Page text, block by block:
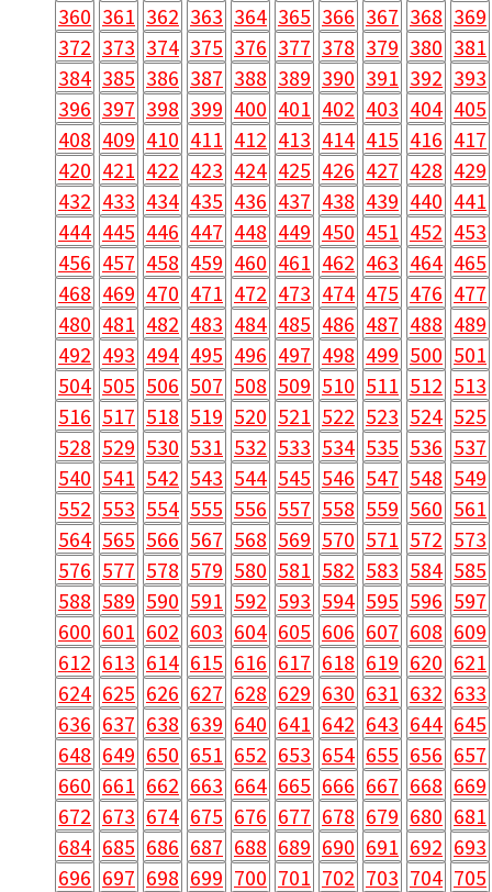
360 361 362 363 364 365 366 367 368 369
372 373 374 375 376 377 378 379 380 381
384 385 386 387 388 389 390 391 392 393
396 397 398 399 400 401 402 403 404 405
408 409 410 411 412 413 414 415 416 417
420 421 422 423 424 425 426 427 428 429
432 433 434 435 436 437 438 439 440 441
444 445 446 447 448 449 450 451 452 453
456 457 458 459 460 461 462 463 464 465
468 469 470 471 472 473 474 475 476 477
480 481 482 483 484 485 486 487 488 489
492 493 494 495 496 497 498 499 500 501
504 505 506 507 508 509 510 511 512 513
516 517 518 519 520 521 522 523 524 525
528 529 530 531 532 533 534 535 536 537
540 541 542 543 544 545 546 547 548 549
552 553 554 555 556 557 558 559 560 561
564 565 566 567 568 569 570 571 572 573
576 577 578 579 580 581 582 583 584 585
588 589 590 591 592 593 594 595 596 597
600 601 602 603 604 605 606 607 608 609
612 613 614 615 616 617 618 619 620 621
624 625 626 627 628 629 630 631 632 633
636 637 638 639 640 641 642 643 644 645
648 649 650 651 652 653 654 655 656 657
660 661 662 663 664 665 666 667 668 669
672 673 674 675 676 677 678 679 680 681
684 685 686 687 688 689 690 691 692 693
696 697 698 699 700 701 702 703 704 705